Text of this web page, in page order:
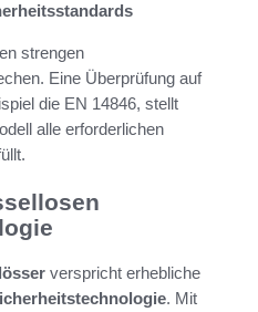
strengen
Eine Überprüfung auf
die EN 14846, stellt
alle erforderlichen
verspricht erhebliche
. Mit